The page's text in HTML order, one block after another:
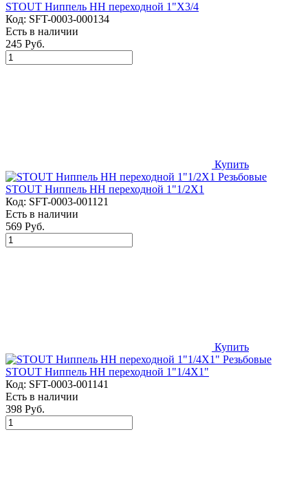
STOUT Ниппель НН переходной 1"X3/4
Код: SFT-0003-000134
Есть в наличии
245 Руб.
Купить
STOUT Ниппель НН переходной 1"1/2X1
Код: SFT-0003-001121
Есть в наличии
569 Руб.
Купить
STOUT Ниппель НН переходной 1"1/4X1"
Код: SFT-0003-001141
Есть в наличии
398 Руб.